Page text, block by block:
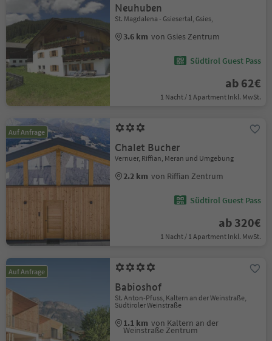
Neuhuben
St. Magdalena - Gsiesertal, Gsies,
3.6 km von Gsies Zentrum
Südtirol Guest Pass
ab 62€
1 Nacht / 1 Apartment Inkl. MwSt.
Auf Anfrage
Chalet Bucher
Vernuer, Riffian, Meran und Umgebung
2.2 km von Riffian Zentrum
Südtirol Guest Pass
ab 320€
1 Nacht / 1 Apartment Inkl. MwSt.
Auf Anfrage
Babioshof
St. Anton-Pfuss, Kaltern an der Weinstraße,
Südtiroler Weinstraße
1.1 km von Kaltern an der
Weinstraße Zentrum